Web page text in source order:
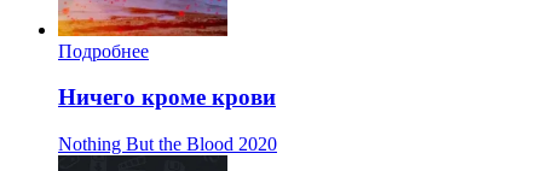
Подробнее
Ничего кроме крови
Nothing But the Blood 2020